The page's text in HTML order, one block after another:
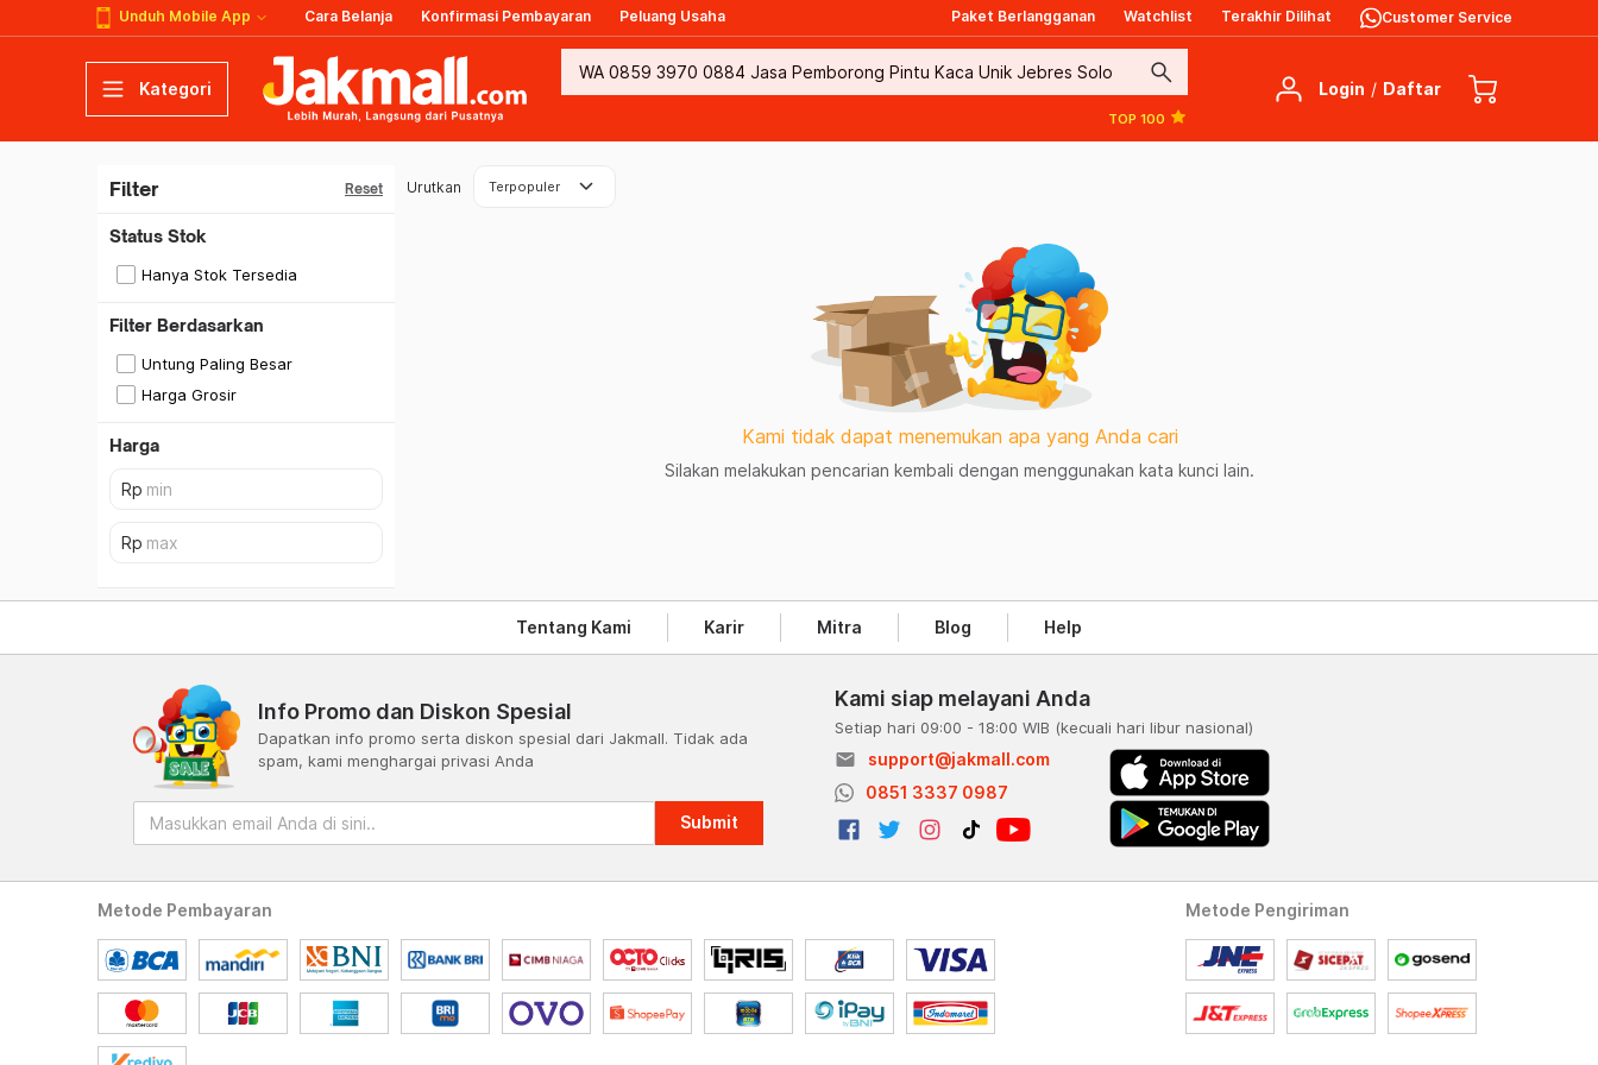
Unduh Mobile App Cara Belanja Konfirmasi Pembayaran Peluang Usaha Paket Berlangganan Watchlist Terakhir Dilihat Customer Service
Kategori search
TOP 100
Login / Daftar
Filter Reset
Status Stok
Hanya Stok Tersedia
Filter Berdasarkan
Untung Paling Besar
Harga Grosir
Harga
Urutkan Terpopuler keyboard_arrow_down
Kami tidak dapat menemukan apa yang Anda cari
Silakan melakukan pencarian kembali dengan menggunakan kata kunci lain.
Tentang Kami Karir Mitra Blog Help
Info Promo dan Diskon Spesial
Dapatkan info promo serta diskon spesial dari Jakmall. Tidak ada
spam, kami menghargai privasi Anda
Submit
Kami siap melayani Anda
Setiap hari 09:00 - 18:00 WIB (kecuali hari libur nasional)
email
support@jakmall.com
0851 3337 0987
Metode Pembayaran Metode Pengiriman